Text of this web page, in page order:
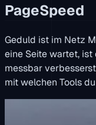
PageSpeed
Geduld ist im Netz
eine Seite wartet,
messbar
mit welchen Tools